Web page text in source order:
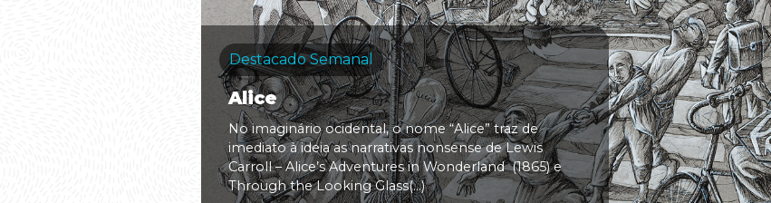
Destacado Semanal
Alice
No imaginário ocidental, o nome “Alice” traz de
imediato à ideia as narrativas nonsense de Lewis
Carroll – Alice’s Adventures in Wonderland (1865) e
Through the Looking Glass(...)